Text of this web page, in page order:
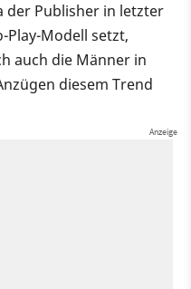
der Publisher in letzter
Play-Modell setzt,
auch die Männer in
diesem Trend